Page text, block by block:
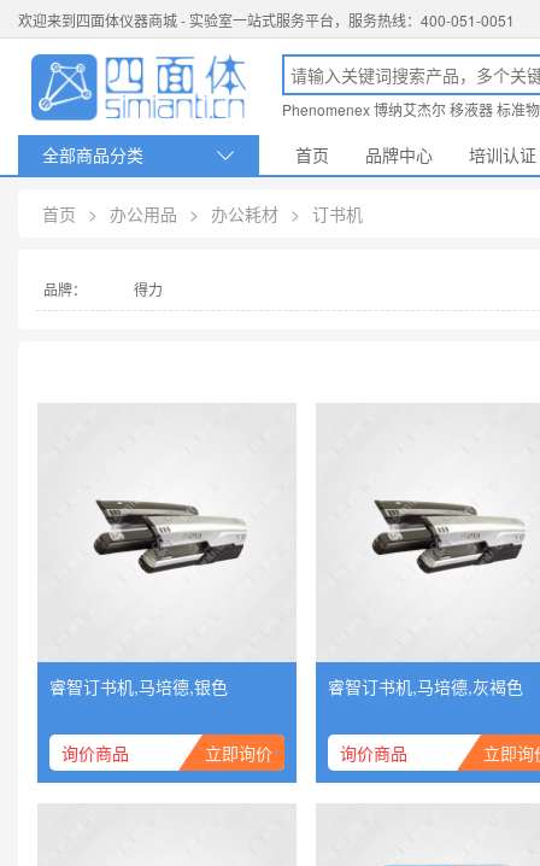
欢迎来到四面体仪器商城 - 实验室一站式服务平台，服务热线：400-051-0051
Phenomenex博纳艾杰尔移液器标准
全部商品分类  首页 品牌中心 培训认证
首页 > 办公用品 > 办公耗材 > 订书机
品牌： 得力
睿智订书机,马培德,银色
询价商品 立即询价
睿智订书机,马培德,灰褐色
询价商品 立即询